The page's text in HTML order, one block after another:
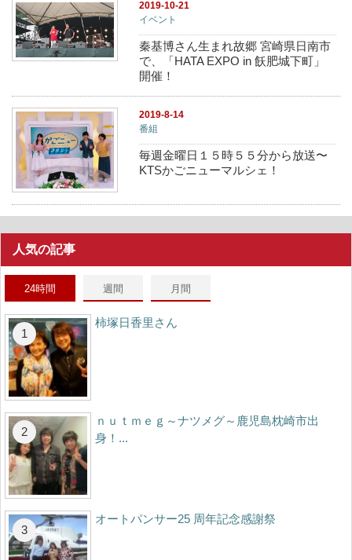
2019-10-21
イベント
秦基博さん生まれ故郷 宮崎県日南市
で、「HATA EXPO in 飫肥城下町」
開催！
2019-8-14
番組
毎週金曜日１５時５５分から放送〜
KTSかごニューマルシェ！
人気の記事
24時間 週間 月間
柿塚日香里さん
ｎｕｔｍｅｇ～ナツメグ～鹿児島枕崎市出
身！...
オートパンサー25 周年記念感謝祭